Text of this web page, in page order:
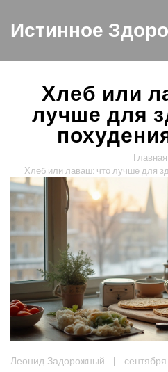
Истинное
Хлеб или
лучше для
Главная
Хлеб или лаваш: что лучше для
Леонид Задорожный |